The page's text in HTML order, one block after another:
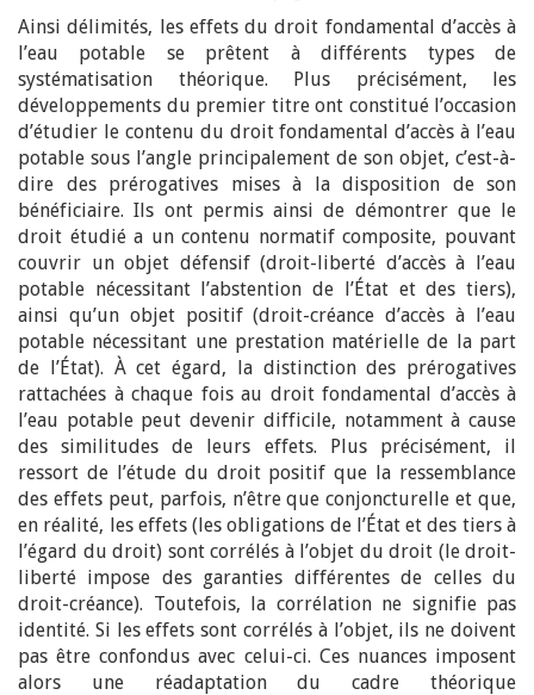
Ainsi délimités, les effets du droit fondamental d’accès à
l’eau potable se prêtent à différents types de
systématisation théorique. Plus précisément, les
développements du premier titre ont constitué l’occasion
d’étudier le contenu du droit fondamental d’accès à l’eau
potable sous l’angle principalement de son objet, c’est-à-
dire des prérogatives mises à la disposition de son
bénéficiaire. Ils ont permis ainsi de démontrer que le
droit étudié a un contenu normatif composite, pouvant
couvrir un objet défensif (droit-liberté d’accès à l’eau
potable nécessitant l’abstention de l’État et des tiers),
ainsi qu’un objet positif (droit-créance d’accès à l’eau
potable nécessitant une prestation matérielle de la part
de l’État). À cet égard, la distinction des prérogatives
rattachées à chaque fois au droit fondamental d’accès à
l’eau potable peut devenir difficile, notamment à cause
des similitudes de leurs effets. Plus précisément, il
ressort de l’étude du droit positif que la ressemblance
des effets peut, parfois, n’être que conjoncturelle et que,
en réalité, les effets (les obligations de l’État et des tiers à
l’égard du droit) sont corrélés à l’objet du droit (le droit-
liberté impose des garanties différentes de celles du
droit-créance). Toutefois, la corrélation ne signifie pas
identité. Si les effets sont corrélés à l’objet, ils ne doivent
pas être confondus avec celui-ci. Ces nuances imposent
alors une réadaptation du cadre théorique